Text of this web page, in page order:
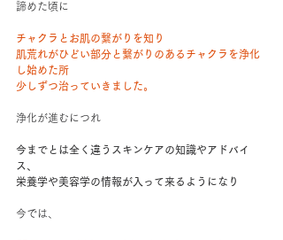
諦めた頃に
チャクラとお肌の繋がりを知り
肌荒れがひどい部分と繋がりのあるチャクラを浄化
し始めた所
少しずつ治っていきました。
浄化が進むにつれ
今までとは全く違うスキンケアの知識やアドバイ
ス、
栄養学や美容学の情報が入って来るようになり
今では、